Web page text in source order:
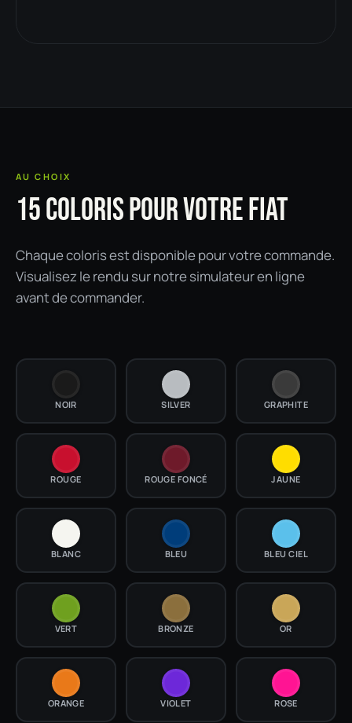
AU CHOIX
15 COLORIS POUR VOTRE FIAT
Chaque coloris est disponible pour votre commande.
Visualisez le rendu sur notre simulateur en ligne
avant de commander.
NOIR SILVER GRAPHITE
ROUGE ROUGE FONCÉ JAUNE
BLANC BLEU BLEU CIEL
VERT BRONZE OR
ORANGE VIOLET ROSE